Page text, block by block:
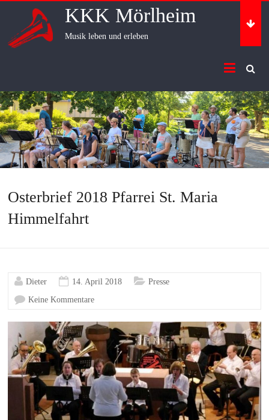
content
KKK Mörlheim
Musik leben und erleben
Osterbrief 2018 Pfarrei St. Maria
Himmelfahrt
Dieter 14. April 2018
Presse
Keine Kommentare